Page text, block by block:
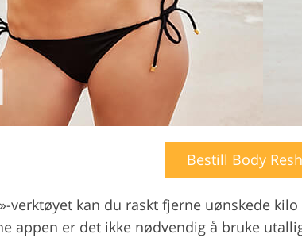
Bestill Body
verktøyet kan du raskt fjerne uønskede
appen er det ikke nødvendig å bruke